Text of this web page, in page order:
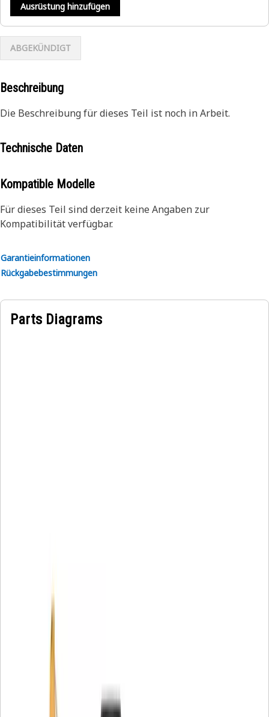
Ausrüstung hinzufügen
ABGEKÜNDIGT
Beschreibung
Die Beschreibung für dieses Teil ist noch in Arbeit.
Technische Daten
Kompatible Modelle
Für dieses Teil sind derzeit keine Angaben zur
Kompatibilität verfügbar.
Garantieinformationen
Rückgabebestimmungen
Parts Diagrams